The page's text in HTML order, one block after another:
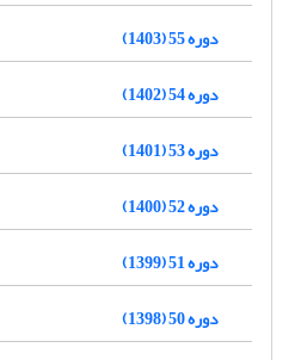
دوره 55 (1403)
دوره 54 (1402)
دوره 53 (1401)
دوره 52 (1400)
دوره 51 (1399)
دوره 50 (1398)